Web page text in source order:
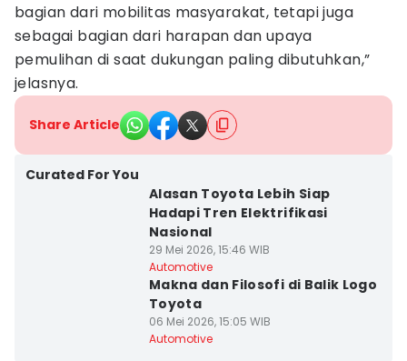
bagian dari mobilitas masyarakat, tetapi juga
sebagai bagian dari harapan dan upaya
pemulihan di saat dukungan paling dibutuhkan,”
jelasnya.
Share Article
Curated For You
Alasan Toyota Lebih Siap
Hadapi Tren Elektrifikasi
Nasional
29 Mei 2026, 15:46 WIB
Automotive
Makna dan Filosofi di Balik Logo
Toyota
06 Mei 2026, 15:05 WIB
Automotive